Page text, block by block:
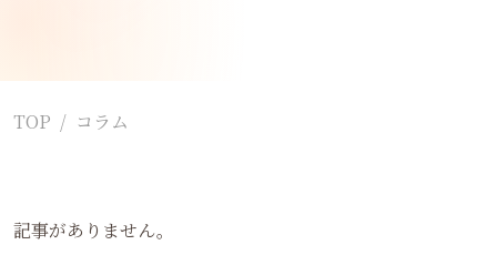
TOP コラム
記事がありません。